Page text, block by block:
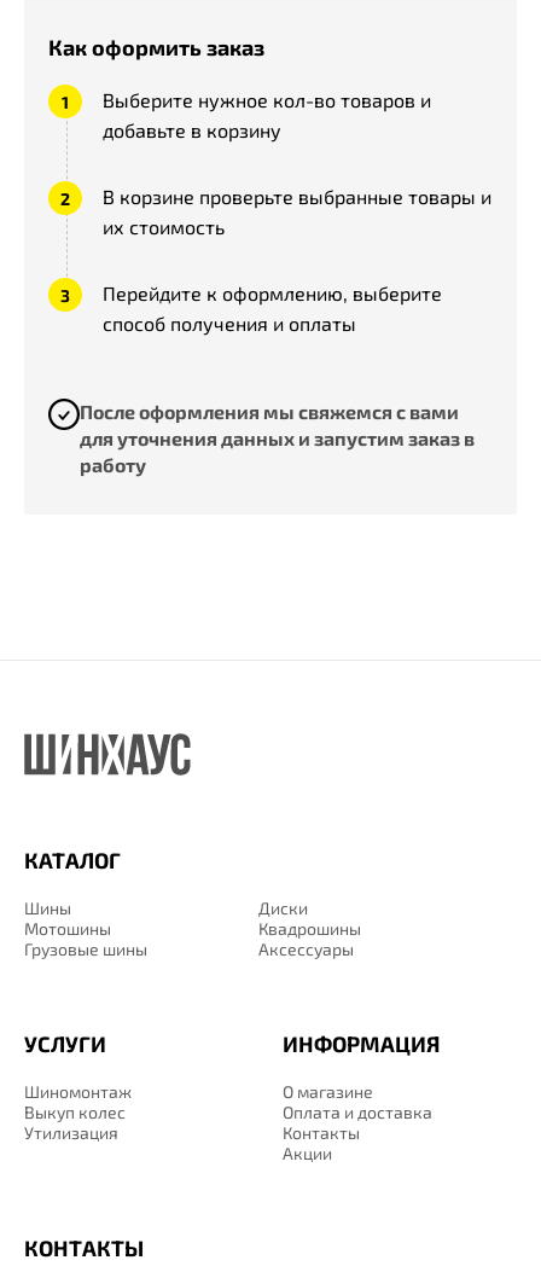
Как оформить заказ
Выберите нужное кол-во товаров и
добавьте в корзину
В корзине проверьте выбранные товары и
их стоимость
Перейдите к оформлению, выберите
способ получения и оплаты
После оформления мы свяжемся с вами
для уточнения данных и запустим заказ в
работу
КАТАЛОГ
Шины
Диски
Мотошины
Квадрошины
Грузовые шины
Аксессуары
ИНФОРМАЦИЯ
О магазине
Оплата и доставка
Контакты
Акции
УСЛУГИ
Шиномонтаж
Выкуп колес
Утилизация
КОНТАКТЫ